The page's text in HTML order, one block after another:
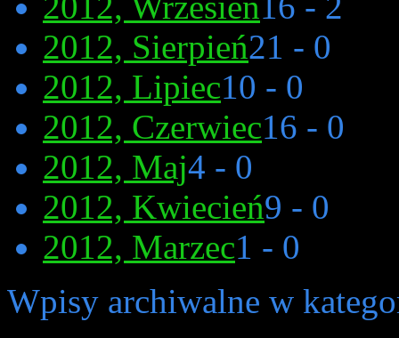
2012, Sierpień21 - 0
2012, Lipiec10 - 0
2012, Czerwiec16 - 0
2012, Maj4 - 0
2012, Kwiecień9 - 0
2012, Marzec1 - 0
Wpisy archiwalne w